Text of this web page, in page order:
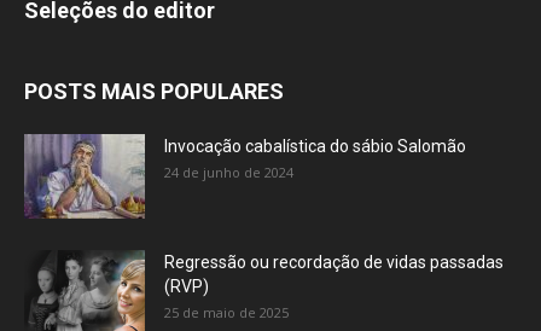
Seleções do editor
POSTS MAIS POPULARES
Invocação cabalística do sábio Salomão
24 de junho de 2024
Regressão ou recordação de vidas passadas
(RVP)
25 de maio de 2025